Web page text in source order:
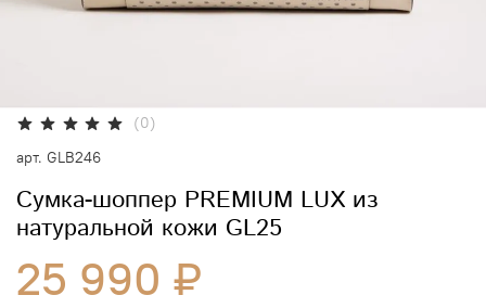
(0)
арт. GLB246
Сумка-шоппер PREMIUM LUX из
натуральной кожи GL25
25 990 ₽